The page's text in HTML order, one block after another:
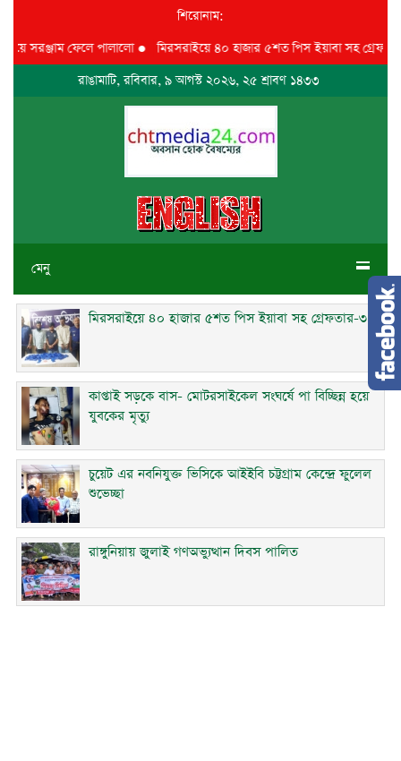
শিরোনাম:
সরঞ্জাম ফেলে পালালো●মিরসরাইয়ে ৪০ হাজার ৫শত পিস ইয়াবা সহ
রাঙামাটি, রবিবার, ৯ আগস্ট ২০২৬, ২৫ শ্রাবণ ১৪৩৩
মেনু
মিরসরাইয়ে ৪০ হাজার ৫শত পিস ইয়াবা সহ গ্রেফতার-৩
কাপ্তাই সড়কে বাস- মোটরসাইকেল সংঘর্ষে পা বিচ্ছিন্ন হয়ে
যুবকের মৃত্যু
চুয়েট এর নবনিযুক্ত ভিসিকে আইইবি চট্টগ্রাম কেন্দ্রে ফুলেল
শুভেচ্ছা
রাঙ্গুনিয়ায় জুলাই গণঅভ্যুত্থান দিবস পালিত